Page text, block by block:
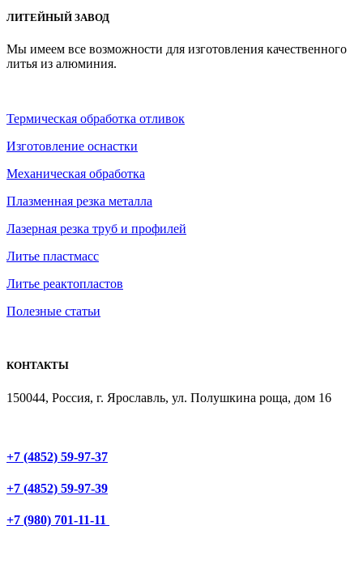
ЛИТЕЙНЫЙ ЗАВОД
Мы имеем все возможности для изготовления качественного
литья из алюминия.
Термическая обработка отливок
Изготовление оснастки
Механическая обработка
Плазменная резка металла
Лазерная резка труб и профилей
Литье пластмасс
Литье реактопластов
Полезные статьи
КОНТАКТЫ
150044, Россия, г. Ярославль, ул. Полушкина роща, дом 16
+7 (4852) 59-97-37
+7 (4852) 59-97-39
+7 (980) 701-11-11